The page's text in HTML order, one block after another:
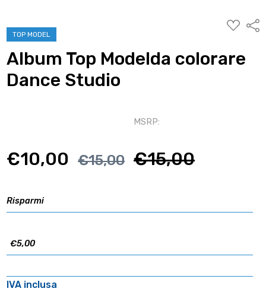
TOP MODEL
ALLA
Album Top Modelda colorare
Dance Studio
€10,00 €15,00
MSRP:
€15,00
Risparmi
€5,00
IVA inclusa